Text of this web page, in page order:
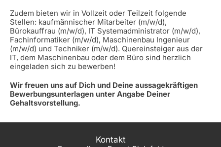
Zudem bieten wir in Vollzeit oder Teilzeit folgende
Stellen: kaufmännischer Mitarbeiter (m/w/d),
Bürokauffrau (m/w/d), IT Systemadministrator (m/w/d),
Fachinformatiker (m/w/d), Maschinenbau Ingenieur
(m/w/d) und Techniker (m/w/d). Quereinsteiger aus der
IT, dem Maschinenbau oder dem Büro sind herzlich
eingeladen sich zu bewerben!
Wir freuen uns auf Dich und Deine aussagekräftigen
Bewerbungsunterlagen unter Angabe Deiner
Gehaltsvorstellung.
Kontakt